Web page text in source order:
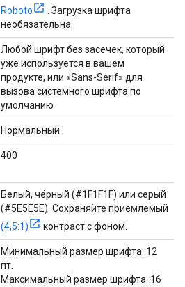
Roboto
. Загрузка шрифта
необязательна.
Любой шрифт без засечек, который
уже используется в вашем
продукте, или «Sans-Serif» для
вызова системного шрифта по
умолчанию
Нормальный
400
Белый, чёрный (#1F1F1F) или серый
(#5E5E5E). Сохраняйте приемлемый
(4,5:1)
контраст с фоном.
Минимальный размер шрифта: 12
пт.
Максимальный размер шрифта: 16